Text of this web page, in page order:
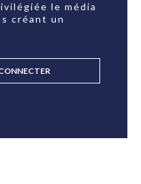
le média
créant un